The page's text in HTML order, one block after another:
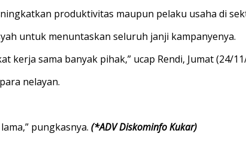
produktivitas maupun pelaku usaha di
untuk menuntaskan seluruh janji kampanyenya.
sama banyak pihak,” ucap Rendi, Jumat (24/
nelayan.
pungkasnya. (*ADV Diskominfo Kukar)